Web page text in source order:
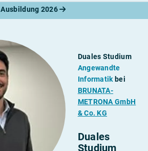
Ausbildung 2026
Duales Studium
Angewandte
Informatikbei
BRUNATA-
METRONA GmbH
& Co. KG
Duales
Studium